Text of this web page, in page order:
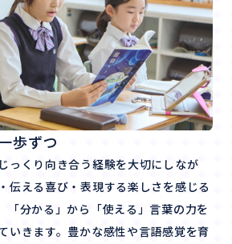
歩ずつ
っくり向き合う経験を大切にしなが
伝える喜び・表現する楽しさを感じる
「分かる」から「使える」言葉の力を
いきます。豊かな感性や言語感覚を育